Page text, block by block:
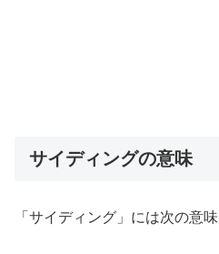
サイディングの意味
「サイディング」には次の意